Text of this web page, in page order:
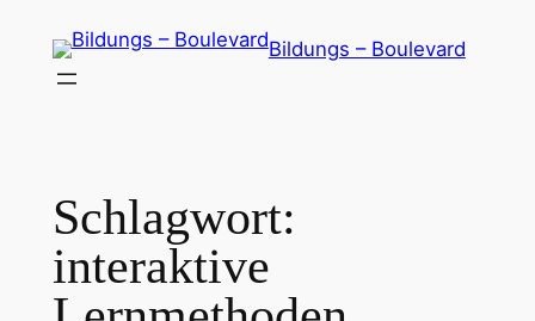
Inhalt
springen
Bildungs – Boulevard
Schlagwort:
interaktive